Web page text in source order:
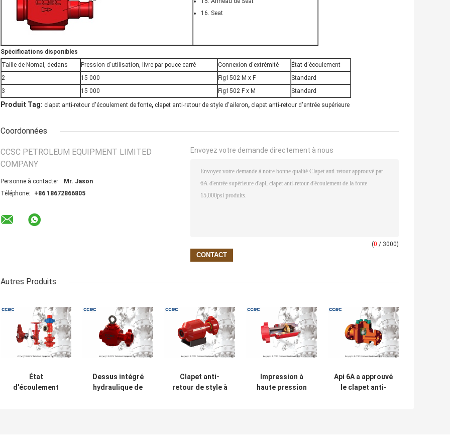
16. Seat
Spécifications disponibles
Taille de Nomal, dedans
Pression d'utilisation, livre par pouce carré Connexion d'extrémité
État d'écoulement
2
15 000 Fig1502 M x F
Standard
3
15 000 Fig1502 F x M Standard
Produit Tag: clapet anti-retour d'écoulement de fonte, clapet anti-retour de style d'aileron, clapet anti-retour d'entrée supérieure
Coordonnées
CCSC PETROLEUM EQUIPMENT LIMITED
COMPANY
Personne à contacter:
Mr. Jason
Téléphone:
+86 18672866805
Envoyez votre demande directement à nous
(0 / 3000)
Autres Produits
État
d'écoulement
Dessus intégré
hydraulique de
Clapet anti-
retour de style à
Impression à
haute pression
Api 6A a approuvé
le clapet anti-